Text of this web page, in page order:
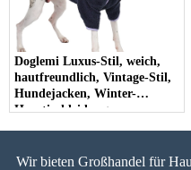
Doglemi Luxus-Stil, weich,
hautfreundlich, Vintage-Stil,
Hundejacken, Winter-
Haustierkleidung,
Wir bieten Großhandel für